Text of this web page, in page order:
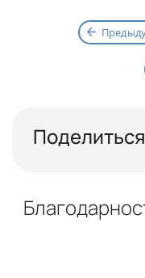
Поделиться